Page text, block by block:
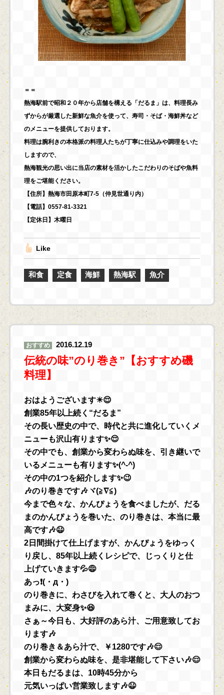
＝＝
熱海駅前で昭和２０年から店舗を構える「だるま」は、料理長み
ずからが厳選した新鮮な魚介を使って、寿司・そば・海鮮丼など
のメニューを提供しております。
料理は腕利きの本格派の料理人たちが丁寧に仕込みや調理をいた
しますので、
熱海観光の思い出に当店の素材を活かしたこだわりのそばや魚料
理をご堪能ください。
【住所】熱海市田原本町7-5（仲見世通り内）
【電話】0557-81-3321
【定休日】木曜日
Like
和食 定食 海鮮 熱海駅 魚介
おすすめ 2016.12.19
伝統の味”のり巻き”【おすすめ磯
料理】
おはようございます☀😌
創業85年以上続く“だるま”
その長い歴史の中で、時代と共に進化していくメ
ニューも沢山有ります✨😌
その中でも、創業から変わらぬ味を、引き継いで
いるメニューも有ります✨(^-^)
その中の1つを紹介します✨😉
🎶のり巻きです🎶ヾ(≧∇≦)
今まで色々な、かんぴょうを食べましたが、だる
まのかんぴょうを巻いた、のり巻きは、本当に最
高です🎶😆
2日間掛けて仕上げますが、かんぴょうをゆっく
り戻し、85年以上続くレシピで、じっくりと仕
上げていきます💦😅
あっ❗(・д・)
のり巻きに、わさびを入れて巻くと、大人のおつ
まみに、大変身✨😆
さぁ～今日も、大好評のあら汁、ご用意致してお
ります🎶
のり巻き＆あら汁で、￥1280です🎶😌
創業から変わらぬ味を、是非堪能して下さい🎶😌
本日もだるまは、10時45分から
元気いっぱい営業致します🎶😆